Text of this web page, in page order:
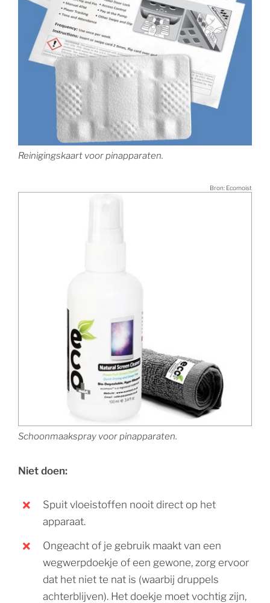
Reinigingskaart voor pinapparaten.
Bron: Ecomoist
Schoonmaakspray voor pinapparaten.
Niet doen:
Spuit vloeistoffen nooit direct op het
apparaat.
Ongeacht of je gebruik maakt van een
wegwerpdoekje of een gewone, zorg ervoor
dat het niet te nat is (waarbij druppels
achterblijven). Het doekje moet vochtig zijn,